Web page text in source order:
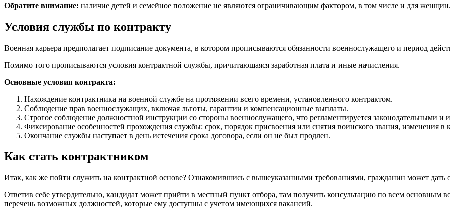
Обратите внимание: наличие детей и семейное положение не являются ограничивающим фактором, в том числе и для
Условия службы по контракту
Военная карьера предполагает подписание документа, в котором прописываются обязанности военнослужащего и период
Помимо того прописываются условия контрактной службы, причитающаяся заработная плата и иные начисления.
Основные условия контракта:
Нахождение контрактника на военной службе на протяжении всего времени, установленного контрактом.
Соблюдение прав военнослужащих, включая льготы, гарантии и компенсационные выплаты.
Строгое соблюдение должностной инструкции со стороны военнослужащего, что регламентируется законодательными
Фиксирование особенностей прохождения службы: срок, порядок присвоения или снятия воинского звания, изменения в
Окончание службы наступает в день истечения срока договора, если он не был продлен.
Как стать контрактником
Итак, как же пойти служить на контрактной основе? Ознакомившись с вышеуказанными требованиями, гражданин может
Ответив себе утвердительно, кандидат может прийти в местный пункт отбора, там получить консультацию по всем основным
перечень возможных должностей, которые ему доступны с учетом имеющихся вакансий.